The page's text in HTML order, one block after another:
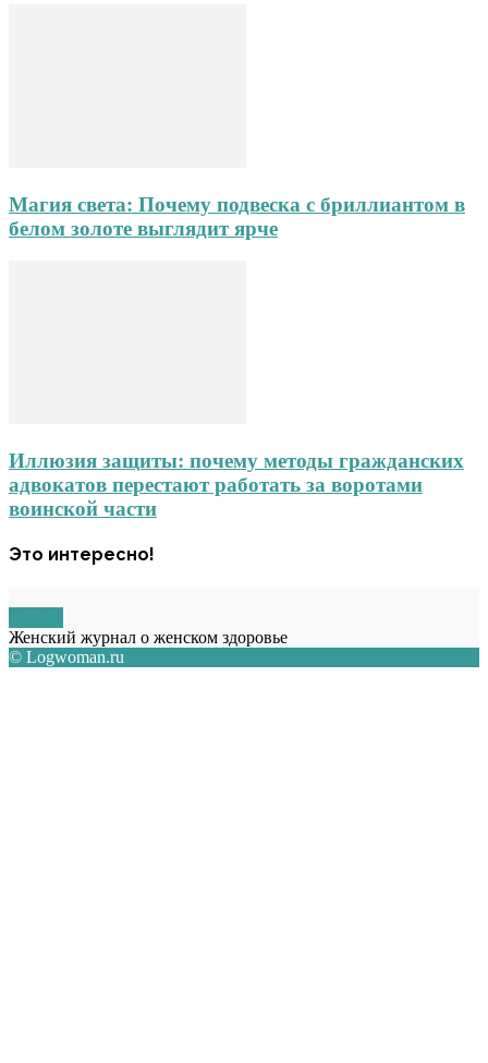
Магия света: Почему подвеска с бриллиантом в
белом золоте выглядит ярче
Иллюзия защиты: почему методы гражданских
адвокатов перестают работать за воротами
воинской части
Это интересно!
Женский журнал о женском здоровье
© Logwoman.ru